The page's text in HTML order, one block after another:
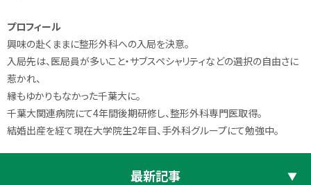
プロフィール
興味の赴くままに整形外科への入局を決意。
入局先は、医局員が多いこと・サブスペシャリティなどの選択の自由さに
惹かれ、
縁もゆかりもなかった千葉大に。
千葉大関連病院にて4年間後期研修し、整形外科専門医取得。
結婚出産を経て現在大学院生2年目、手外科グループにて勉強中。
最新記事